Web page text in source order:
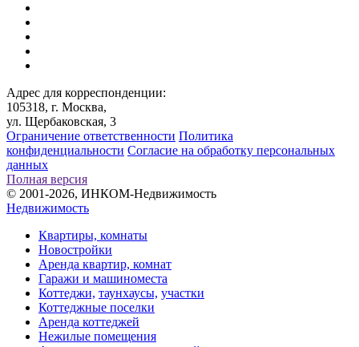
Адрес для корреспонденции:
105318, г. Москва,
ул. Щербаковская, 3
Ограничение ответственности Политика
конфиденциальности Согласие на обработку персональных
данных
Полная версия
© 2001-2026, ИНКОМ-Недвижимость
Недвижимость
Квартиры, комнаты
Новостройки
Аренда квартир, комнат
Гаражи и машиноместа
Коттеджи, таунхаусы, участки
Коттеджные поселки
Аренда коттеджей
Нежилые помещения